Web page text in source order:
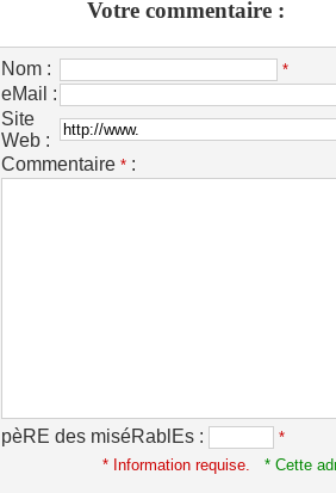
Votre commentaire :
Nom : *
eMail :
Site
Web :
Commentaire * :
pèRE des miséRablEs :
*
* Information requise.
* Cette